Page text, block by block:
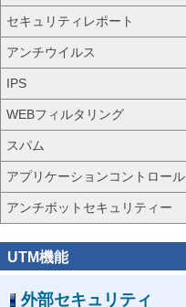
セキュリティレポート
アンチウイルス
IPS
WEBフィルタリング
スパム
アプリケーションコントロール
アンチボットセキュリティー
UTM機能
外部セキュリティ